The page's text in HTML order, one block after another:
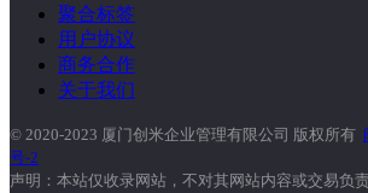
聚合标签
用户协议
商务合作
关于我们
© 2020-2023 厦门创米企业管理有限公司 版权所有
号-2
声明：本站仅收录网站，不对其网站内容或交易负